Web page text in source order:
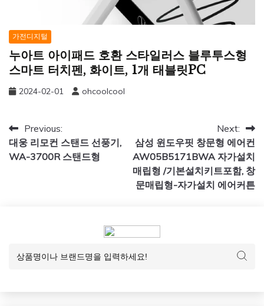
가전디지털
누아트 아이패드 호환 스타일러스 블루투스형
스마트 터치펜, 화이트, 1개 태블릿PC
2024-02-01 ohcoolcool
글
탐
Previous:
대웅 리모컨 스탠드 선풍기,
WA-3700R 스탠드형
Next:
삼성 윈도우핏 창문형 에어컨
AW05B5171BWA 자가설치
매립형 /기본설치키트포함, 창
문매립형-자가설치 에어커튼